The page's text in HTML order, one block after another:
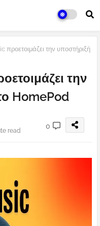
προετοιμάζει την υποστήριξή
την
HomePod
read
0